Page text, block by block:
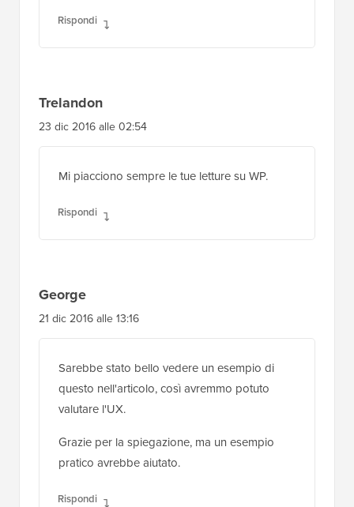
Rispondi
Trelandon
23 dic 2016 alle 02:54
Mi piacciono sempre le tue letture su WP.
Rispondi
George
21 dic 2016 alle 13:16
Sarebbe stato bello vedere un esempio di
questo nell'articolo, così avremmo potuto
valutare l'UX.
Grazie per la spiegazione, ma un esempio
pratico avrebbe aiutato.
Rispondi